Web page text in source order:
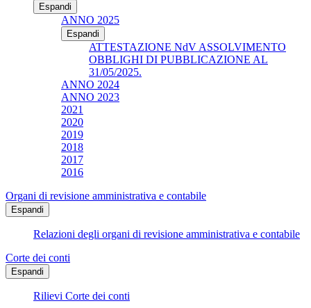
Espandi
ANNO 2025
Espandi
ATTESTAZIONE NdV ASSOLVIMENTO
OBBLIGHI DI PUBBLICAZIONE AL
31/05/2025.
ANNO 2024
ANNO 2023
2021
2020
2019
2018
2017
2016
Organi di revisione amministrativa e contabile
Espandi
Relazioni degli organi di revisione amministrativa e contabile
Corte dei conti
Espandi
Rilievi Corte dei conti